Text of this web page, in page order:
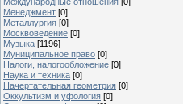
Менеджмент [0]
Металлургия [0]
Москвоведение [0]
Музыка [1196]
Муниципальное право [0]
Налоги, налогообложение [0]
Наука и техника [0]
Начертательная геометрия [0]
Оккультизм и уфология [0]